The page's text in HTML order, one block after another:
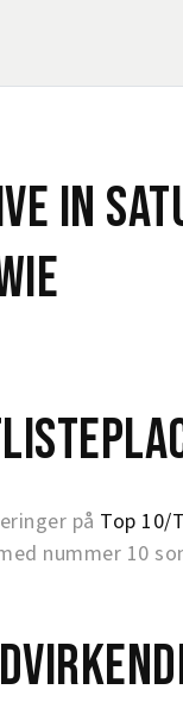
In
på Top 10/
nummer 10